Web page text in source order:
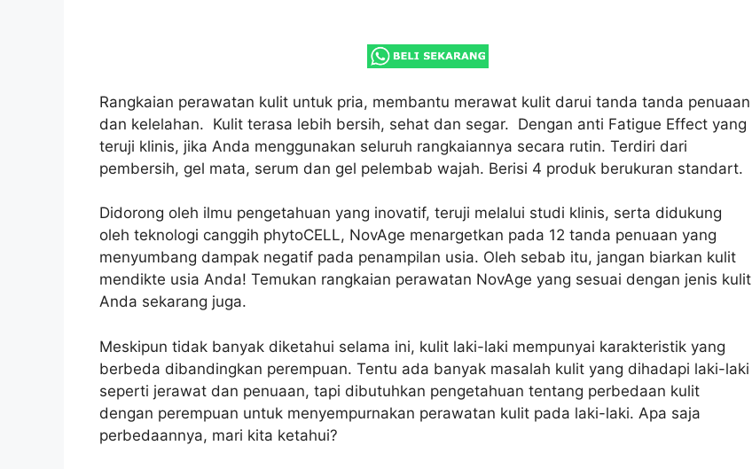
Rangkaian perawatan kulit untuk pria, membantu merawat kulit darui tanda tanda penuaan
dan kelelahan. Kulit terasa lebih bersih, sehat dan segar. Dengan anti Fatigue Effect yang
teruji klinis, jika Anda menggunakan seluruh rangkaiannya secara rutin. Terdiri dari
pembersih, gel mata, serum dan gel pelembab wajah. Berisi 4 produk berukuran standart.
Didorong oleh ilmu pengetahuan yang inovatif, teruji melalui studi klinis, serta didukung
oleh teknologi canggih phytoCELL, NovAge menargetkan pada 12 tanda penuaan yang
menyumbang dampak negatif pada penampilan usia. Oleh sebab itu, jangan biarkan kulit
mendikte usia Anda! Temukan rangkaian perawatan NovAge yang sesuai dengan jenis kulit
Anda sekarang juga.
Meskipun tidak banyak diketahui selama ini, kulit laki-laki mempunyai karakteristik yang
berbeda dibandingkan perempuan. Tentu ada banyak masalah kulit yang dihadapi laki-laki
seperti jerawat dan penuaan, tapi dibutuhkan pengetahuan tentang perbedaan kulit
dengan perempuan untuk menyempurnakan perawatan kulit pada laki-laki. Apa saja
perbedaannya, mari kita ketahui?